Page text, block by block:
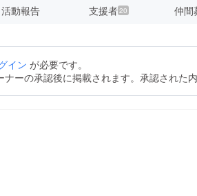
活動報告 支援者20 仲間
イン が必要です。
ナーの承認後に掲載されます。承認された